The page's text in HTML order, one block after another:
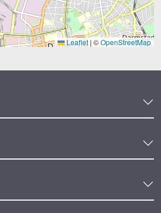
Leaflet|©OpenStreetMap